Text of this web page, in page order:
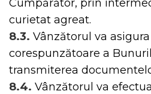
Cumpărător, prin
curietat agreat.
8.3. Vânzătorul va
corespunzătoare a
transmiterea
8.4. Vânzătorul va